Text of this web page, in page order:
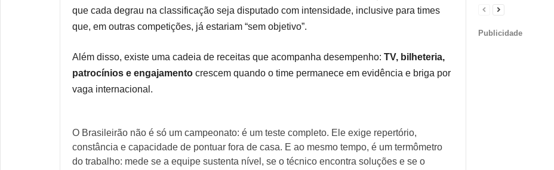
que cada degrau na classificação seja disputado com intensidade, inclusive para times
que, em outras competições, já estariam “sem objetivo”.
Além disso, existe uma cadeia de receitas que acompanha desempenho: TV, bilheteria,
patrocínios e engajamento crescem quando o time permanece em evidência e briga por
vaga internacional.
O Brasileirão não é só um campeonato: é um teste completo. Ele exige repertório,
constância e capacidade de pontuar fora de casa. E ao mesmo tempo, é um termômetro
do trabalho: mede se a equipe sustenta nível, se o técnico encontra soluções e se o
Publicidade